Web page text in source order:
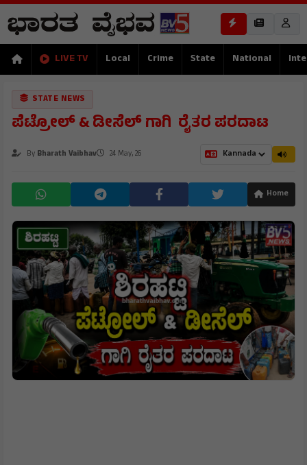
LIVE TV Local Crime State National
STATE NEWS
ಪೆಟ್ರೋಲ್ & ಡೀಸೆಲ್ ಗಾಗಿ ರೈತರ ಪರದಾಟ
By Bharath Vaibhav 24 May, 26
Home